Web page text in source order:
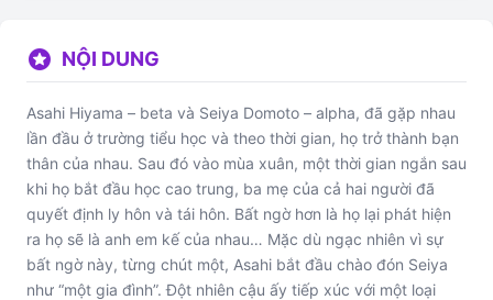
stars NỘI DUNG
Asahi Hiyama – beta và Seiya Domoto – alpha, đã gặp nhau
lần đầu ở trường tiểu học và theo thời gian, họ trở thành bạn
thân của nhau. Sau đó vào mùa xuân, một thời gian ngắn sau
khi họ bắt đầu học cao trung, ba mẹ của cả hai người đã
quyết định ly hôn và tái hôn. Bất ngờ hơn là họ lại phát hiện
ra họ sẽ là anh em kế của nhau… Mặc dù ngạc nhiên vì sự
bất ngờ này, từng chút một, Asahi bắt đầu chào đón Seiya
như “một gia đình”. Đột nhiên cậu ấy tiếp xúc với một loại